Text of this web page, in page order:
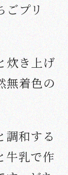
ごプリ
炊き上げ
無着色の
調和する
牛乳で作